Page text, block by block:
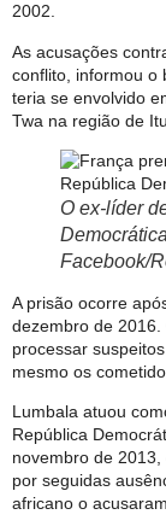
2002.
As acusações
conflito, informou o
teria se envolvido
Twa na região de
O ex-líder
Facebook/
A prisão ocorre
dezembro de
processar
mesmo os
Lumbala atuou
República
novembro de
por seguidas
africano o